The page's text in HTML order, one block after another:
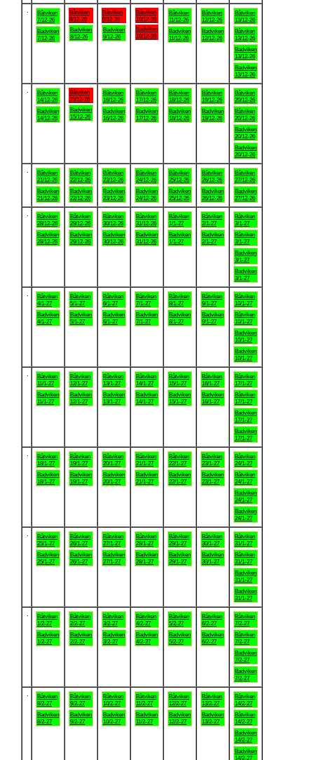
Båtviken
7/12-26
Badviken
7/12-26
Båtviken
8/12-26
Badviken
8/12-26
Båtviken
9/12-26
Badviken
9/12-26
Båtviken
10/12-26
Badviken
10/12-26
Båtviken
11/12-26
Badviken
11/12-26
Båtviken
12/12-26
Badviken
12/12-26
Båtviken
13/12-26
Båtviken
13/12-26
Badviken
13/12-26
Badviken
13/12-26
Båtviken
14/12-26
Badviken
14/12-26
Båtviken
15/12-26
Badviken
15/12-26
Båtviken
16/12-26
Badviken
16/12-26
Båtviken
17/12-26
Badviken
17/12-26
Båtviken
18/12-26
Badviken
18/12-26
Båtviken
19/12-26
Badviken
19/12-26
Båtviken
20/12-26
Båtviken
20/12-26
Badviken
20/12-26
Badviken
20/12-26
Båtviken
21/12-26
Badviken
21/12-26
Båtviken
22/12-26
Badviken
22/12-26
Båtviken
23/12-26
Badviken
23/12-26
Båtviken
24/12-26
Badviken
24/12-26
Båtviken
25/12-26
Badviken
25/12-26
Båtviken
26/12-26
Badviken
26/12-26
Båtviken
27/12-26
Badviken
27/12-26
Båtviken
28/12-26
Badviken
28/12-26
Båtviken
29/12-26
Badviken
29/12-26
Båtviken
30/12-26
Badviken
30/12-26
Båtviken
31/12-26
Badviken
31/12-26
Båtviken
1/1-27
Badviken
1/1-27
Båtviken
2/1-27
Badviken
2/1-27
Båtviken
3/1-27
Båtviken
3/1-27
Badviken
3/1-27
Badviken
3/1-27
Båtviken
4/1-27
Badviken
4/1-27
Båtviken
5/1-27
Badviken
5/1-27
Båtviken
6/1-27
Badviken
6/1-27
Båtviken
7/1-27
Badviken
7/1-27
Båtviken
8/1-27
Badviken
8/1-27
Båtviken
9/1-27
Badviken
9/1-27
Båtviken
10/1-27
Båtviken
10/1-27
Badviken
10/1-27
Badviken
10/1-27
Båtviken
11/1-27
Badviken
11/1-27
Båtviken
12/1-27
Badviken
12/1-27
Båtviken
13/1-27
Badviken
13/1-27
Båtviken
14/1-27
Badviken
14/1-27
Båtviken
15/1-27
Badviken
15/1-27
Båtviken
16/1-27
Badviken
16/1-27
Båtviken
17/1-27
Båtviken
17/1-27
Badviken
17/1-27
Badviken
17/1-27
Båtviken
18/1-27
Badviken
18/1-27
Båtviken
19/1-27
Badviken
19/1-27
Båtviken
20/1-27
Badviken
20/1-27
Båtviken
21/1-27
Badviken
21/1-27
Båtviken
22/1-27
Badviken
22/1-27
Båtviken
23/1-27
Badviken
23/1-27
Båtviken
24/1-27
Båtviken
24/1-27
Badviken
24/1-27
Badviken
24/1-27
Båtviken
25/1-27
Badviken
25/1-27
Båtviken
26/1-27
Badviken
26/1-27
Båtviken
27/1-27
Badviken
27/1-27
Båtviken
28/1-27
Badviken
28/1-27
Båtviken
29/1-27
Badviken
29/1-27
Båtviken
30/1-27
Badviken
30/1-27
Båtviken
31/1-27
Båtviken
31/1-27
Badviken
31/1-27
Badviken
31/1-27
Båtviken
1/2-27
Badviken
1/2-27
Båtviken
2/2-27
Badviken
2/2-27
Båtviken
3/2-27
Badviken
3/2-27
Båtviken
4/2-27
Badviken
4/2-27
Båtviken
5/2-27
Badviken
5/2-27
Båtviken
6/2-27
Badviken
6/2-27
Båtviken
7/2-27
Båtviken
7/2-27
Badviken
7/2-27
Badviken
7/2-27
Båtviken
8/2-27
Badviken
8/2-27
Båtviken
9/2-27
Badviken
9/2-27
Båtviken
10/2-27
Badviken
10/2-27
Båtviken
11/2-27
Badviken
11/2-27
Båtviken
12/2-27
Badviken
12/2-27
Båtviken
13/2-27
Badviken
13/2-27
Båtviken
14/2-27
Båtviken
14/2-27
Badviken
14/2-27
Badviken
14/2-27